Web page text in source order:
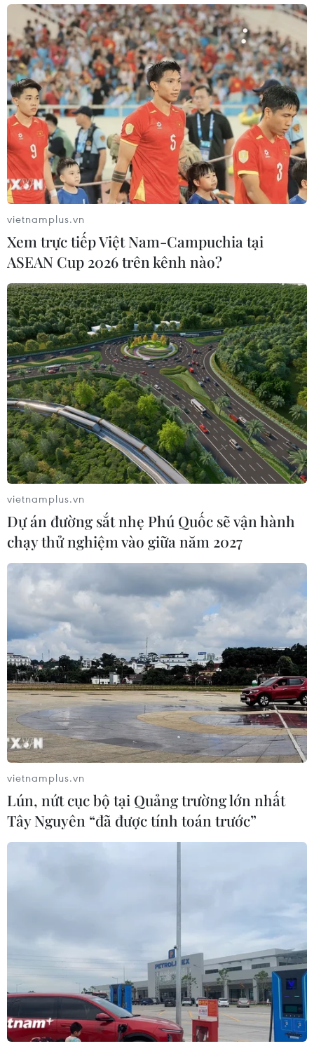
TIN CÙNG CHUYÊN MỤC
Bản Lồng - nơi văn hóa Mông hòa
nhịp cùng du lịch cộng đồng giữa
cổng trời Pha Đin
vietnamplus.vn
Xem trực tiếp Việt Nam-Campuchia tại
ASEAN Cup 2026 trên kênh nào?
vietnamplus.vn
Dự án đường sắt nhẹ Phú Quốc sẽ vận hành
chạy thử nghiệm vào giữa năm 2027
vietnamplus.vn
Lún, nứt cục bộ tại Quảng trường lớn nhất
Tây Nguyên “đã được tính toán trước”